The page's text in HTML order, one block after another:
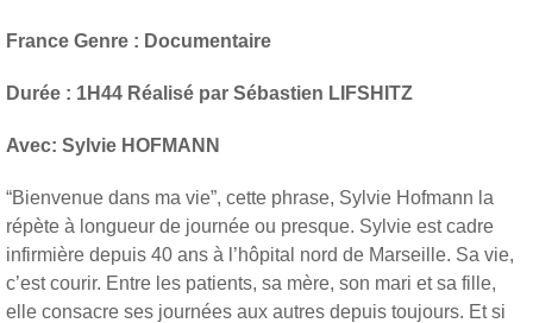
France Genre : Documentaire
Durée : 1H44 Réalisé par Sébastien LIFSHITZ
Avec: Sylvie HOFMANN
“Bienvenue dans ma vie”, cette phrase, Sylvie Hofmann la
répète à longueur de journée ou presque. Sylvie est cadre
infirmière depuis 40 ans à l’hôpital nord de Marseille. Sa vie,
c’est courir. Entre les patients, sa mère, son mari et sa fille,
elle consacre ses journées aux autres depuis toujours. Et si